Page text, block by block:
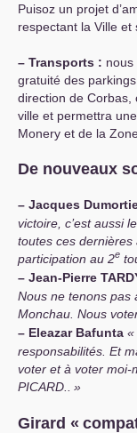
Puisoz un projet
respectant la Ville et
– Transports : nous
gratuité des
direction de Corbas,
ville et permettra
Monery et de la
De nouveaux
– Jacques
victoire, c’est aussi
toutes ces
participation au 2e
– Jean-Pierre
Nous ne tenons pas
Monchau. Nous
– Eleazar Bafunta «
responsabilités. Et
voter et à voter moi-
PICARD
»
Girard «